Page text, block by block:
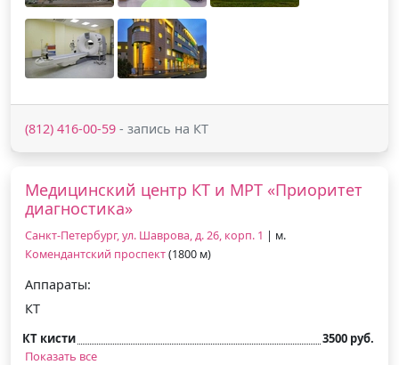
(812) 416-00-59 - запись на КТ
Медицинский центр КТ и МРТ «Приоритет
диагностика»
Санкт-Петербург, ул. Шаврова, д. 26, корп. 1 | м.
Комендантский проспект(1800 м)
Аппараты:
КТ
КТ кисти
3500 руб.
Показать все